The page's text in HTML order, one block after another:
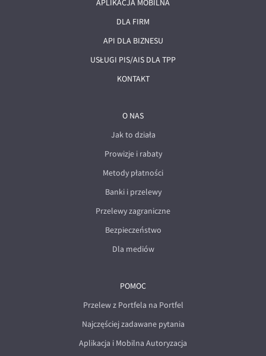
APLIKACJA MOBILNA
DLA FIRM
API DLA BIZNESU
USŁUGI PIS/AIS DLA TPP
KONTAKT
O NAS
Jak to działa
Prowizje i rabaty
Metody płatności
Banki i przelewy
Przelewy zagraniczne
Bezpieczeństwo
Dla mediów
POMOC
Przelew z Portfela na Portfel
Najczęściej zadawane pytania
Aplikacja i Mobilna Autoryzacja